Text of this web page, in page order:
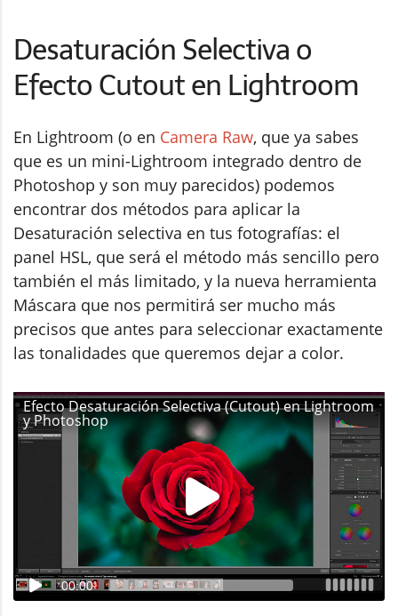
Desaturación Selectiva o
Efecto Cutout en Lightroom
En Lightroom (o en Camera Raw, que ya sabes
que es un mini-Lightroom integrado dentro de
Photoshop y son muy parecidos) podemos
encontrar dos métodos para aplicar la
Desaturación selectiva en tus fotografías: el
panel HSL, que será el método más sencillo pero
también el más limitado, y la nueva herramienta
Máscara que nos permitirá ser mucho más
precisos que antes para seleccionar exactamente
las tonalidades que queremos dejar a color.
Efecto Desaturación Selectiva (Cutout) en Lightroom
y Photoshop
00:00